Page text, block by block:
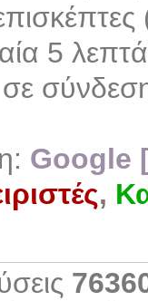
5
σε
Google
,